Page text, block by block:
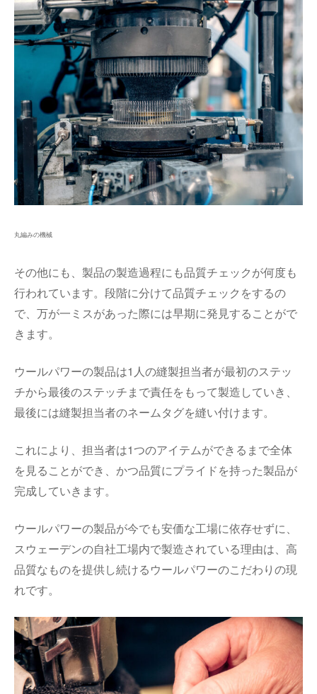
丸編みの機械
その他にも、製品の製造過程にも品質チェックが何度も
行われています。段階に分けて品質チェックをするの
で、万が一ミスがあった際には早期に発見することがで
きます。
ウールパワーの製品は1人の縫製担当者が最初のステッ
チから最後のステッチまで責任をもって製造していき、
最後には縫製担当者のネームタグを縫い付けます。
これにより、担当者は1つのアイテムができるまで全体
を見ることができ、かつ品質にプライドを持った製品が
完成していきます。
ウールパワーの製品が今でも安価な工場に依存せずに、
スウェーデンの自社工場内で製造されている理由は、高
品質なものを提供し続けるウールパワーのこだわりの現
れです。